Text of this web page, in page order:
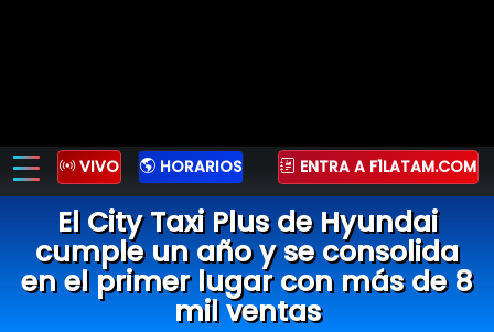
VIVO HORARIOS ENTRA A F1LATAM.COM
El City Taxi Plus de Hyundai
cumple un año y se consolida
en el primer lugar con más de 8
mil ventas